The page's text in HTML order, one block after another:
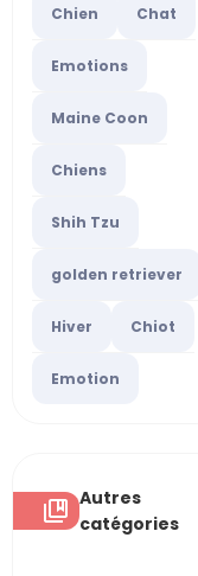
Chien Chat
Emotions
Maine Coon
Chiens
Shih Tzu
golden retriever
Hiver Chiot
Emotion
Autres
catégories